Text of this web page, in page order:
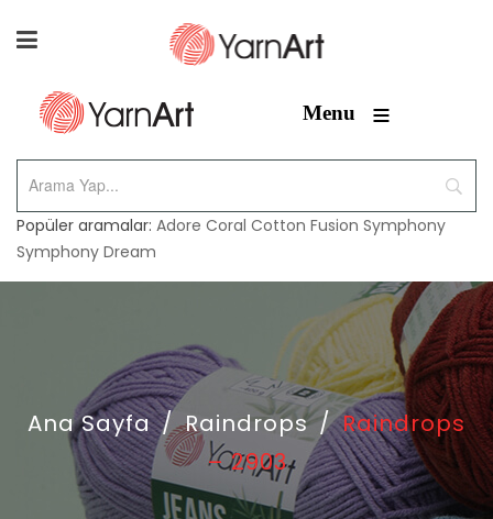
Menu ≡
Popüler aramalar: Adore Coral Cotton Fusion Symphony
Symphony Dream
Ana Sayfa / Raindrops / Raindrops
– 2903